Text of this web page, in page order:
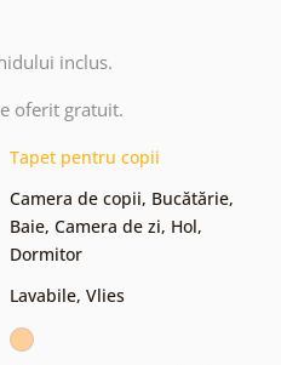
inclus.
oferit gratuit.
Tapet pentru copii
Camera de copii, Bucătărie,
Baie, Camera de zi, Hol,
Dormitor
Lavabile, Vlies